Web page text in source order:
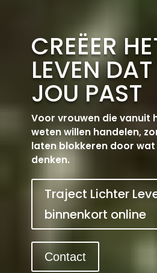
CREËER
LEVEN
JOU PAST
Voor vrouwen die vanuit
weten willen handelen,
laten blokkeren door
denken.
Traject Lichter
binnenkort online
Contact